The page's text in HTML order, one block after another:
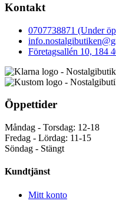
Kontakt
0707738871 (Under
Företagsallén 10, 184
Öppettider
Måndag - Torsdag: 12-18
Fredag - Lördag: 11-15
Söndag - Stängt
Kundtjänst
Mitt konto